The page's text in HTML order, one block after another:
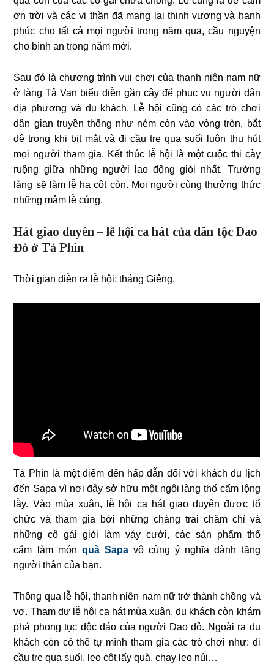
ơn trời và các vị thần đã mang lại thịnh vượng và hạnh
phúc cho tất cả mọi người trong năm qua, cầu nguyện
cho bình an trong năm mới.
Sau đó là chương trình vui chơi của thanh niên nam nữ
ở làng Tả Van biểu diễn gần cây để phục vụ người dân
địa phương và du khách. Lễ hội cũng có các trò chơi
dân gian truyền thống như ném còn vào vòng tròn, bắt
dê trong khi bịt mắt và đi cầu tre qua suối luôn thu hút
mọi người tham gia. Kết thúc lễ hội là một cuộc thi cày
ruộng giữa những người lao động giỏi nhất. Trưởng
làng sẽ làm lễ hạ cột còn. Mọi người cùng thưởng thức
những mâm lễ cúng.
Hát giao duyên – lễ hội ca hát của dân tộc Dao
Đỏ ở Tả Phìn
Thời gian diễn ra lễ hội: tháng Giêng.
Tả Phìn là một điểm đến hấp dẫn đối với khách du lịch
đến Sapa vì nơi đây sở hữu một ngôi làng thổ cẩm lộng
lẫy. Vào mùa xuân, lễ hội ca hát giao duyên được tổ
chức và tham gia bởi những chàng trai chăm chỉ và
những cô gái giỏi làm váy cưới, các sản phẩm thổ
cẩm làm món quà Sapavô cùng ý nghĩa dành tặng
người thân của bạn.
Thông qua lễ hội, thanh niên nam nữ trở thành chồng và
vợ. Tham dự lễ hội ca hát mùa xuân, du khách còn khám
phá phong tục độc đáo của người Dao đỏ. Ngoài ra du
khách còn có thể tự mình tham gia các trò chơi như: đi
cầu tre qua suối, leo cột lấy quà, chạy leo núi…